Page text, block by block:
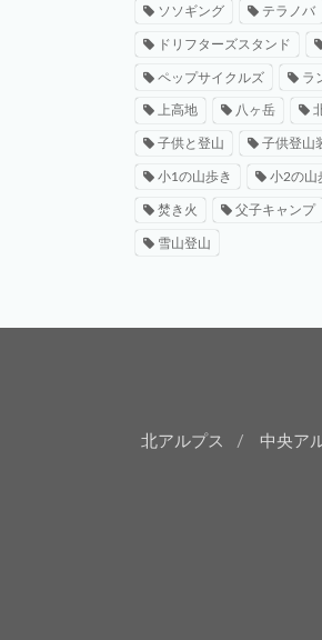
ソソギング テラノバ
ドリフターズスタンド
ペップサイクルズ ラ
上高地 八ヶ岳
子供と登山 子供登山
小1の山歩き 小2の山
焚き火 父子キャンプ
雪山登山
北アルプス
中央ア